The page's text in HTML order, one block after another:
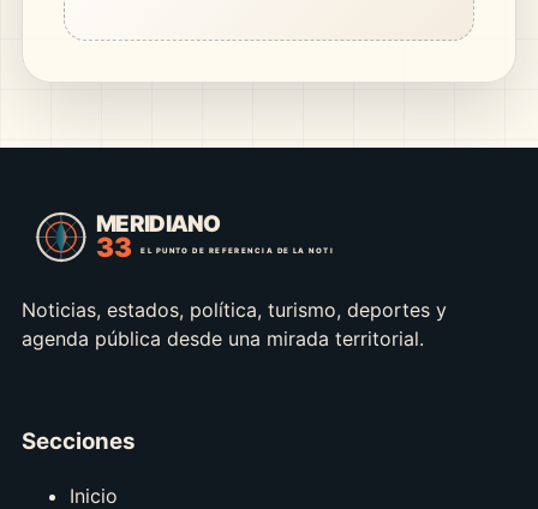
Noticias, estados, política, turismo, deportes y
agenda pública desde una mirada territorial.
Secciones
Inicio